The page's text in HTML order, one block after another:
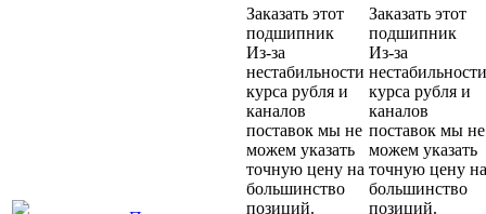
Заказать этот
подшипник
Из-за
нестабильности
курса рубля и
каналов
поставок мы не
можем указать
точную цену на
большинство
позиций.
Заказать этот
подшипник
Из-за
нестабильности
курса рубля и
каналов
поставок мы не
можем указать
точную цену на
большинство
позиций.